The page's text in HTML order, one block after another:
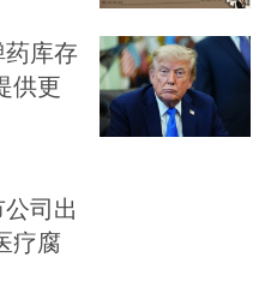
库存
供更
公司出
疗腐